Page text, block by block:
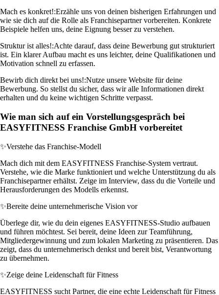
Mach es konkret!:Erzähle uns von deinen bisherigen Erfahrungen und
wie sie dich auf die Rolle als Franchisepartner vorbereiten. Konkrete
Beispiele helfen uns, deine Eignung besser zu verstehen.
Struktur ist alles!:Achte darauf, dass deine Bewerbung gut strukturiert
ist. Ein klarer Aufbau macht es uns leichter, deine Qualifikationen und
Motivation schnell zu erfassen.
Bewirb dich direkt bei uns!:Nutze unsere Website für deine
Bewerbung. So stellst du sicher, dass wir alle Informationen direkt
erhalten und du keine wichtigen Schritte verpasst.
Wie man sich auf ein Vorstellungsgespräch bei
EASYFITNESS Franchise GmbH vorbereitet
✨Verstehe das Franchise-Modell
Mach dich mit dem EASYFITNESS Franchise-System vertraut.
Verstehe, wie die Marke funktioniert und welche Unterstützung du als
Franchisepartner erhältst. Zeige im Interview, dass du die Vorteile und
Herausforderungen des Modells erkennst.
✨Bereite deine unternehmerische Vision vor
Überlege dir, wie du dein eigenes EASYFITNESS-Studio aufbauen
und führen möchtest. Sei bereit, deine Ideen zur Teamführung,
Mitgliedergewinnung und zum lokalen Marketing zu präsentieren. Das
zeigt, dass du unternehmerisch denkst und bereit bist, Verantwortung
zu übernehmen.
✨Zeige deine Leidenschaft für Fitness
EASYFITNESS sucht Partner, die eine echte Leidenschaft für Fitness